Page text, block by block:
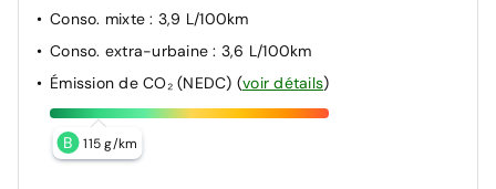
Conso. mixte: 3,9 L/100km
Conso. extra-urbaine: 3,6 L/100km
Émission de CO₂ (NEDC) (voir détails)
B 115 g/km